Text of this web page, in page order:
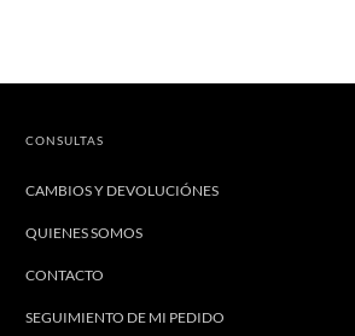
CONSULTAS
CAMBIOS Y DEVOLUCIÓNES
QUIENES SOMOS
CONTACTO
SEGUIMIENTO DE MI PEDIDO